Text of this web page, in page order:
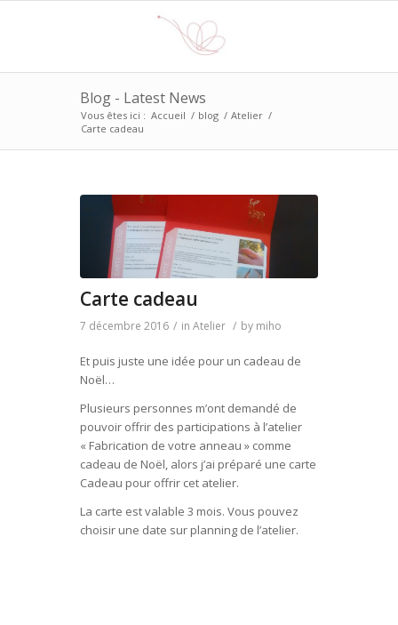
Blog - Latest News
Vous êtes ici : Accueil / blog / Atelier /
Carte cadeau
Carte cadeau
7 décembre 2016 / in Atelier / by miho
Et puis juste une idée pour un cadeau de
Noël…
Plusieurs personnes m’ont demandé de
pouvoir offrir des participations à l’atelier
« Fabrication de votre anneau » comme
cadeau de Noël, alors j’ai préparé une carte
Cadeau pour offrir cet atelier.
La carte est valable 3 mois. Vous pouvez
choisir une date sur planning de l’atelier.